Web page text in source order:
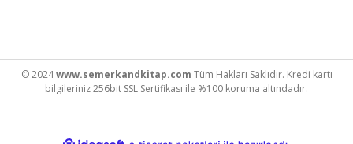
© 2024www.semerkandkitap.com Tüm Hakları Saklıdır. Kredi kartı
bilgileriniz 256bit SSL Sertifikası ile %100 koruma altındadır.